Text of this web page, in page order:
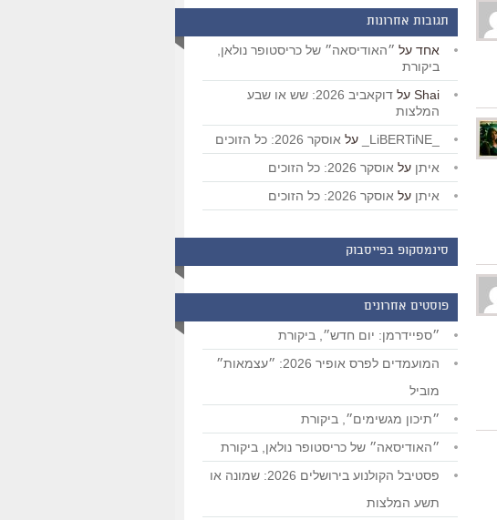
תגובות אחרונות
אחד על ״האודיסאה״ של כריסטופר נולאן,
ביקורת
Shai על
דוקאביב 2026: שש או שבע
המלצות
על אוסקר 2026: כל הזוכים
איתן על אוסקר 2026: כל הזוכים
איתן על אוסקר 2026: כל הזוכים
סינמסקופ בפייסבוק
פוסטים אחרונים
״ספיידרמן: יום חדש״, ביקורת
המועמדים לפרס אופיר 2026: ״עצמאות״
מוביל
״תיכון מגשימים״, ביקורת
״האודיסאה״ של כריסטופר נולאן, ביקורת
פסטיבל הקולנוע בירושלים 2026: שמונה או
תשע המלצות